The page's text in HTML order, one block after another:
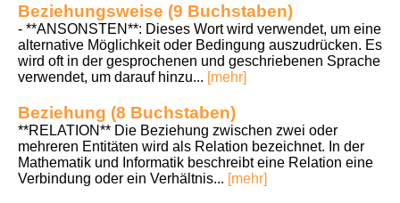
Beziehungsweise (9 Buchstaben)
- **ANSONSTEN**: Dieses Wort wird verwendet, um eine
alternative Möglichkeit oder Bedingung auszudrücken. Es
wird oft in der gesprochenen und geschriebenen Sprache
verwendet, um darauf hinzu... [mehr]
Beziehung (8 Buchstaben)
**RELATION** Die Beziehung zwischen zwei oder
mehreren Entitäten wird als Relation bezeichnet. In der
Mathematik und Informatik beschreibt eine Relation eine
Verbindung oder ein Verhältnis... [mehr]